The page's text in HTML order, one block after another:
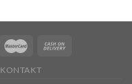
KONTAKT